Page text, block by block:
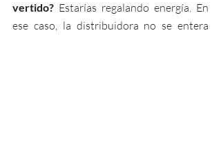
vertido? Estarías regalando energía. En
ese caso, la distribuidora no se entera